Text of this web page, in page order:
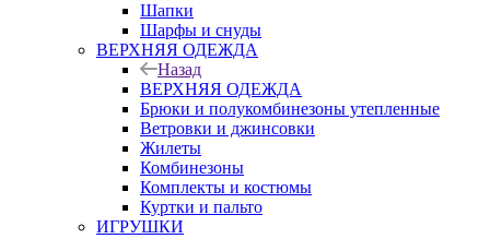
Шапки
Шарфы и снуды
ВЕРХНЯЯ ОДЕЖДА
Назад
ВЕРХНЯЯ ОДЕЖДА
Брюки и полукомбинезоны утепленные
Ветровки и джинсовки
Жилеты
Комбинезоны
Комплекты и костюмы
Куртки и пальто
ИГРУШКИ